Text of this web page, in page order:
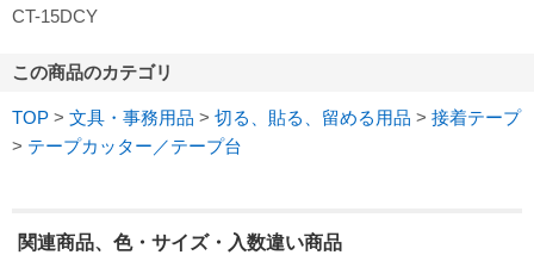
CT-15DCY
この商品のカテゴリ
TOP > 文具・事務用品 > 切る、貼る、留める用品 > 接着テープ
> テープカッター／テープ台
関連商品、色・サイズ・入数違い商品